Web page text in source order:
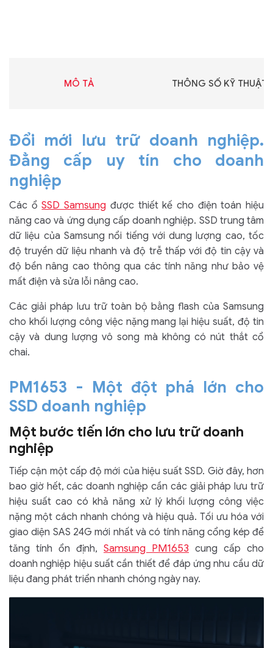
MÔ TẢ THÔNG SỐ KỸ THUẬT
Đổi mới lưu trữ doanh nghiệp.
Đẳng cấp uy tín cho doanh
nghiệp
Các ổSSD Samsung được thiết kế cho điện toán hiệu
năng cao và ứng dụng cấp doanh nghiệp. SSD trung tâm
dữ liệu của Samsung nổi tiếng với dung lượng cao, tốc
độ truyền dữ liệu nhanh và độ trễ thấp với độ tin cậy và
độ bền nâng cao thông qua các tính năng như bảo vệ
mất điện và sửa lỗi nâng cao.
Các giải pháp lưu trữ toàn bộ bằng flash của Samsung
cho khối lượng công việc nặng mang lại hiệu suất, độ tin
cậy và dung lượng vô song mà không có nút thắt cổ
chai.
PM1653 - Một đột phá lớn cho
SSD doanh nghiệp
Một bước tiến lớn cho lưu trữ doanh
nghiệp
Tiếp cận một cấp độ mới của hiệu suất SSD. Giờ đây, hơn
bao giờ hết, các doanh nghiệp cần các giải pháp lưu trữ
hiệu suất cao có khả năng xử lý khối lượng công việc
nặng một cách nhanh chóng và hiệu quả. Tối ưu hóa với
giao diện SAS 24G mới nhất và có tính năng cổng kép để
tăng tính ổn định, Samsung PM1653 cung cấp cho
doanh nghiệp hiệu suất cần thiết để đáp ứng nhu cầu dữ
liệu đang phát triển nhanh chóng ngày nay.